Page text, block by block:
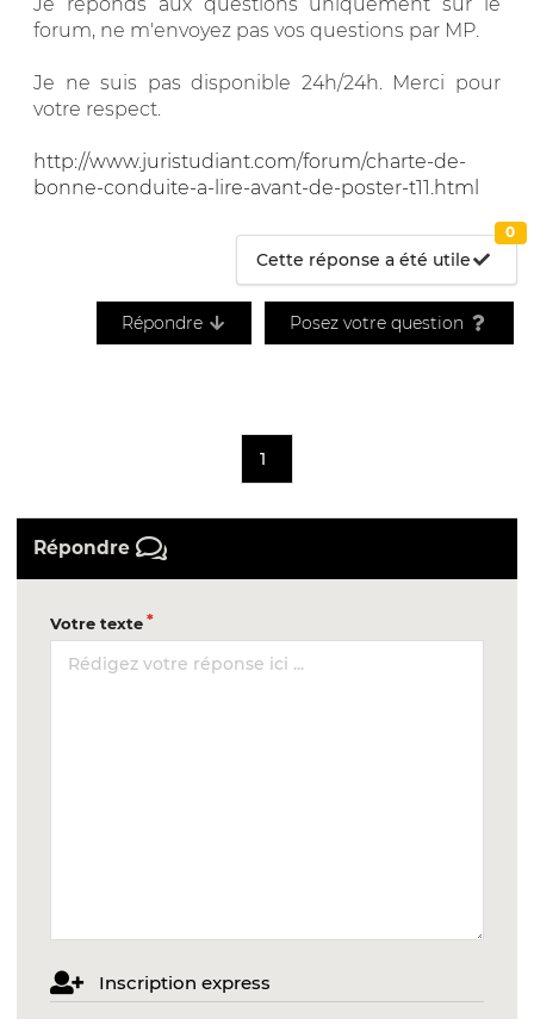
forum, ne m'envoyez pas vos questions par MP.
Je ne suis pas disponible 24h/24h. Merci pour
votre respect.
http://www.juristudiant.com/forum/charte-de-
bonne-conduite-a-lire-avant-de-poster-t11.html
Cette réponse a été utile
0
Répondre Posez votre question
1
Répondre
Votre texte
Inscription express